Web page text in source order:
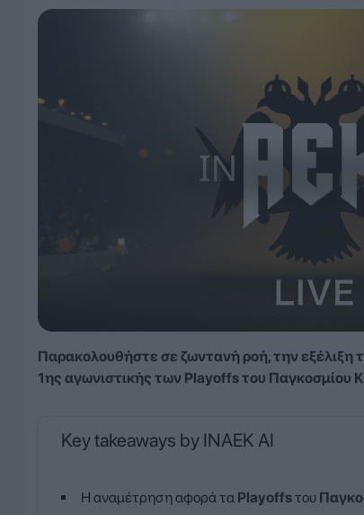
Παρακολουθήστε σε ζωντανή ροή, την εξέλιξη
1ης αγωνιστικής των Playoffs του Παγκοσμίου
Key takeaways by INAEK AI
Η αναμέτρηση αφορά τα Playoffsτου